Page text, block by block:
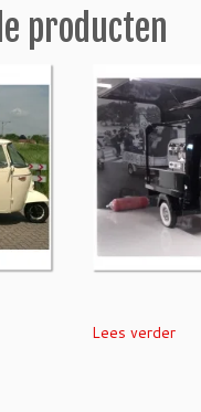
producten
Lees verder